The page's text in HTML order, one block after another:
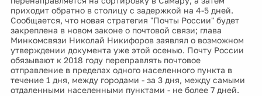
приходит обратно в столицу с задержкой на 4-5 дней.
Сообщается, что новая стратегия "Почты России" будет
закреплена в новом законе о почтовой связи; глава
Минкомсвязи Николай Никифоров заявлял о возможном
утверждении документа уже этой осенью. Почту России
обязывают к 2018 году переправлять почтовое
отправление в пределах одного населенного пункта в
течение 1 дня, между городами - за 3 дня, между самыми
отдаленными населенными пунктами - не более 7 дней.